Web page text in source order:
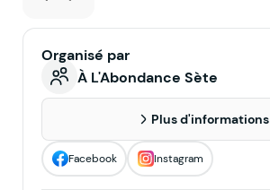
Organisé par
À L'Abondance Sète
Plus d'informations
Facebook Instagram